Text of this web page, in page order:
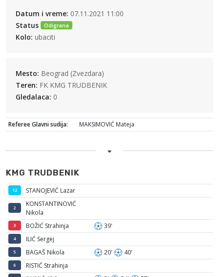
Datum i vreme: 07.11.2021 11:00
Status
Odigrana
Kolo: ubaciti
Mesto: Beograd (Zvezdara)
Teren: FK KMG TRUDBENIK
Gledalaca: 0
Referee Glavni sudija: MAKSIMOVIĆ Mateja
KMG TRUDBENIK
12 STANOJEVIĆ Lazar
2
KONSTANTINOVIĆ
Nikola
3 BOŽIĆ Strahinja 39'
4 ILIĆ Sergej
5 BAGAŠ Nikola 20' 40'
6 RISTIĆ Strahinja